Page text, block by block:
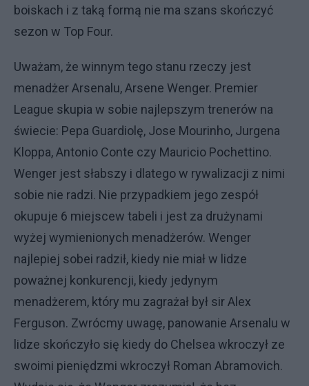
boiskach i z taką formą nie ma szans skończyć
sezon w Top Four.
Uważam, że winnym tego stanu rzeczy jest
menadżer Arsenalu, Arsene Wenger. Premier
League skupia w sobie najlepszym trenerów na
świecie: Pepa Guardiolę, Jose Mourinho, Jurgena
Kloppa, Antonio Conte czy Mauricio Pochettino.
Wenger jest słabszy i dlatego w rywalizacji z nimi
sobie nie radzi. Nie przypadkiem jego zespół
okupuje 6 miejscew tabeli i jest za drużynami
wyżej wymienionych menadżerów. Wenger
najlepiej sobei radził, kiedy nie miał w lidze
poważnej konkurencji, kiedy jedynym
menadżerem, który mu zagrażał był sir Alex
Ferguson. Zwrócmy uwagę, panowanie Arsenalu w
lidze skończyło się kiedy do Chelsea wkroczył ze
swoimi pieniędzmi wkroczył Roman Abramovich.